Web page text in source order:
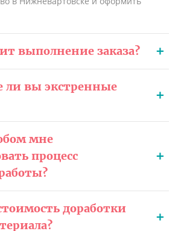
выполнение заказа?
ли вы экстренные
мне
процесс
доработки